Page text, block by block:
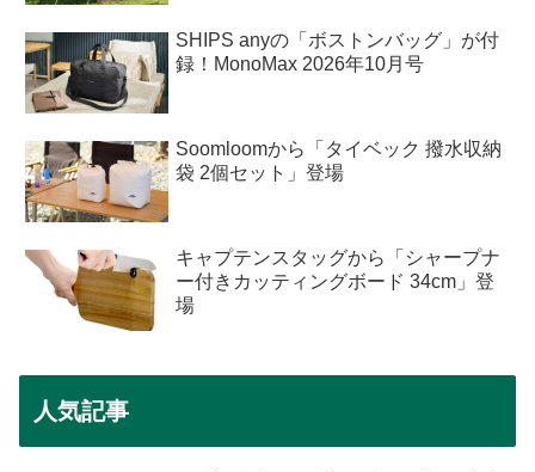
SHIPS anyの「ボストンバッグ」が付
録！MonoMax 2026年10月号
Soomloomから「タイベック 撥水収納
袋 2個セット」登場
キャプテンスタッグから「シャープナ
ー付きカッティングボード 34cm」登
場
人気記事